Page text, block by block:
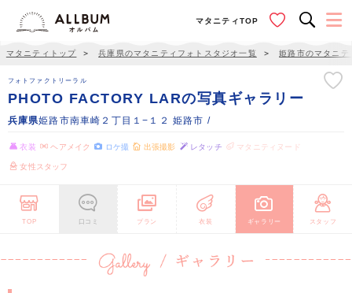
マタニティTOP
マタニティトップ ＞ 兵庫県のマタニティフォトスタジオ一覧 ＞ 姫路市のマタニ
フォトファクトリーラル
PHOTO FACTORY LARの写真ギャラリー
兵庫県姫路市南車崎２丁目１−１２ 姫路市 /
衣装 ヘアメイク ロケ撮 出張撮影 レタッチ マタニティヌード
女性スタッフ
TOP 口コミ プラン 衣装 ギャラリー スタッフ